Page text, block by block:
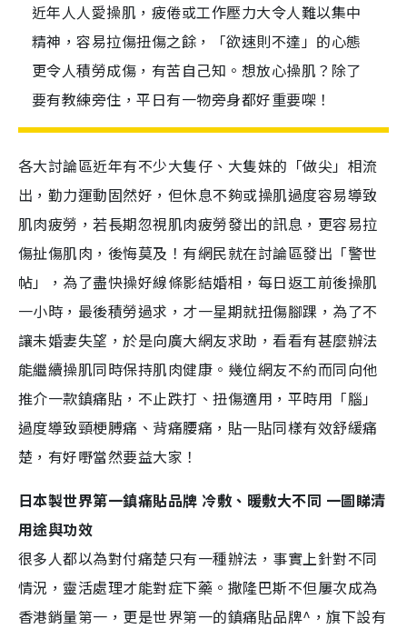
近年人人愛操肌，疲倦或工作壓力大令人難以集中
精神，容易拉傷扭傷之餘，「欲速則不達」的心態
更令人積勞成傷，有苦自己知。想放心操肌？除了
要有教練旁住，平日有一物旁身都好重要㗎！
各大討論區近年有不少大隻仔、大隻妹的「做尖」相流
出，勤力運動固然好，但休息不夠或操肌過度容易導致
肌肉疲勞，若長期忽視肌肉疲勞發出的訊息，更容易拉
傷扯傷肌肉，後悔莫及！有網民就在討論區發出「警世
帖」，為了盡快操好線條影結婚相，每日返工前後操肌
一小時，最後積勞過求，才一星期就扭傷腳踝，為了不
讓未婚妻失望，於是向廣大網友求助，看看有甚麼辦法
能繼續操肌同時保持肌肉健康。幾位網友不約而同向他
推介一款鎮痛貼，不止跌打、扭傷適用，平時用「腦」
過度導致頸梗膊痛、背痛腰痛，貼一貼同樣有效舒緩痛
楚，有好嘢當然要益大家！
日本製世界第一鎮痛貼品牌 冷敷、暖敷大不同 一圖睇清
用途與功效
很多人都以為對付痛楚只有一種辦法，事實上針對不同
情況，靈活處理才能對症下藥。撒隆巴斯不但屢次成為
香港銷量第一，更是世界第一的鎮痛貼品牌^，旗下設有